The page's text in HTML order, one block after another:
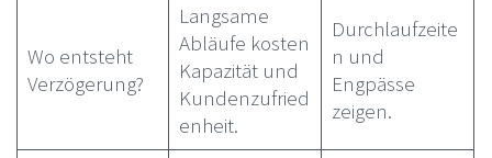
Wo entsteht
Verzögerung?
Langsame
Abläufe kosten
Kapazität und
Kundenzufried
enheit.
Durchlaufzeite
n und
Engpässe
zeigen.